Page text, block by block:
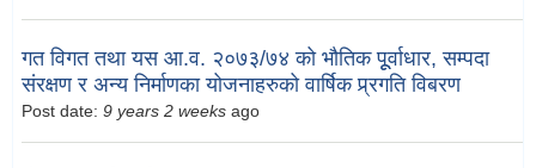
गत विगत तथा यस आ.व. २०७३/७४ को भौतिक पूूर्वाधार, सम्पदा
संरक्षण र अन्य निर्माणका योजनाहरुको वार्षिक प्र्रगति विबरण
Post date: 9 years 2 weeks ago